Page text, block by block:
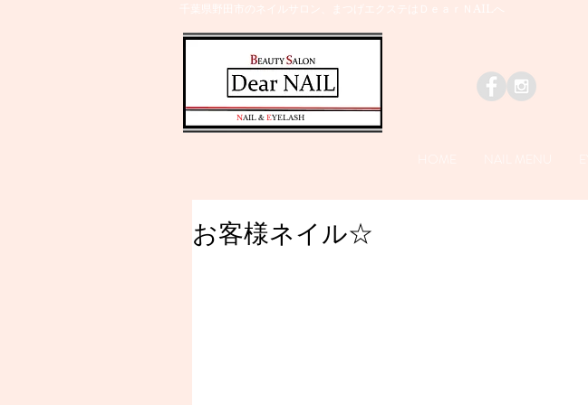
千葉県野田市のネイルサロン、まつげエクステはＤｅａｒＮAILへ
​NAIL & EYELASH
お客様ネイル☆